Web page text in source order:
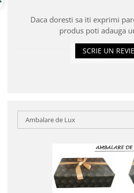
Daca doresti sa iti exprimi
produs poti adauga
SCRIE UN
Ambalare de Lux